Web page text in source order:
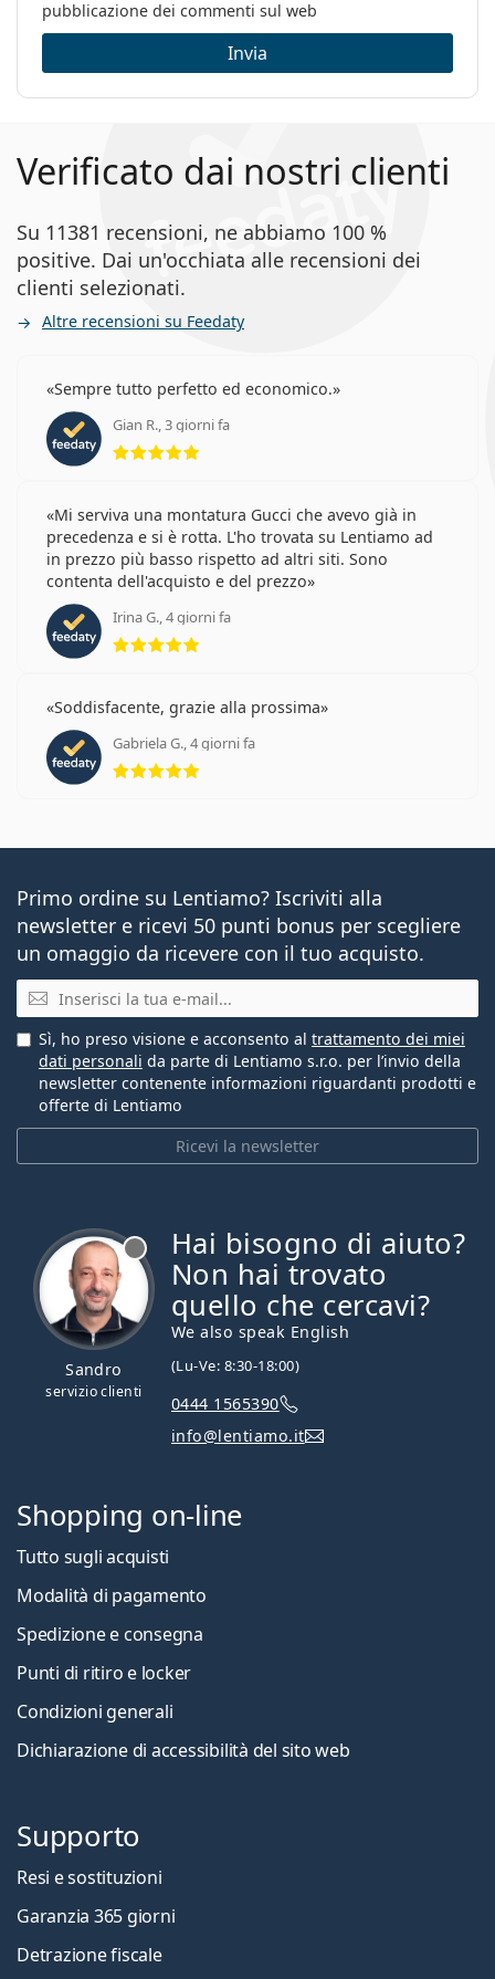
pubblicazione dei commenti sul web
Invia
Verificato dai nostri clienti
Su 11381 recensioni, ne abbiamo 100 %
positive. Dai un'occhiata alle recensioni dei
clienti selezionati.
Altre recensioni su Feedaty
Sempre tutto perfetto ed economico.
Gian R., 3 giorni fa
Mi serviva una montatura Gucci che avevo già in
precedenza e si è rotta. L'ho trovata su Lentiamo ad
in prezzo più basso rispetto ad altri siti. Sono
contenta dell'acquisto e del prezzo
Irina G., 4 giorni fa
Soddisfacente, grazie alla prossima
Gabriela G., 4 giorni fa
valutazione 5 di 5
Primo ordine su Lentiamo? Iscriviti alla
newsletter e ricevi 50 punti bonus per scegliere
un omaggio da ricevere con il tuo acquisto.
E-mail
Ricevi la newsletter
Sì, ho preso visione e acconsento al trattamento dei miei
dati personali da parte di Lentiamo s.r.o. per l’invio della
newsletter contenente informazioni riguardanti prodotti e
offerte di Lentiamo
Sandro
servizio clienti
Hai bisogno di aiuto?
Non hai trovato
quello che cercavi?
We also speak English
(Lu-Ve: 8:30-18:00)
0444 1565390
info@lentiamo.it
Shopping on-line
Tutto sugli acquisti
Modalità di pagamento
Spedizione e consegna
Punti di ritiro e locker
Condizioni generali
Dichiarazione di accessibilità del sito web
Supporto
Resi e sostituzioni
Garanzia 365 giorni
Detrazione fiscale